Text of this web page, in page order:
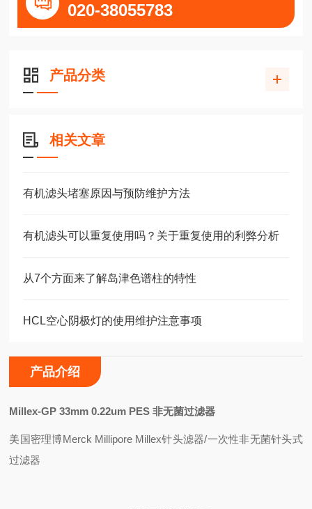
020-38055783
产品分类
相关文章
有机滤头堵塞原因与预防维护方法
有机滤头可以重复使用吗？关于重复使用的利弊分析
从7个方面来了解岛津色谱柱的特性
HCL空心阴极灯的使用维护注意事项
产品介绍
Millex-GP 33mm 0.22um PES非无菌过滤器
美国密理博Merck Millipore Millex针头滤器/一次性非无菌针头式
过滤器